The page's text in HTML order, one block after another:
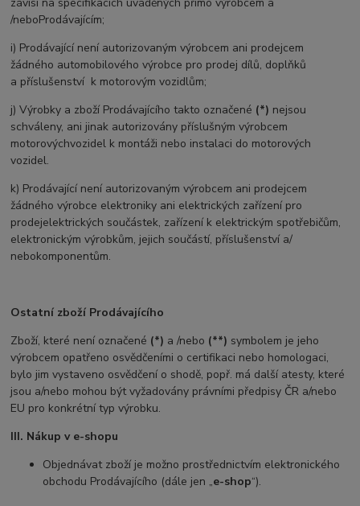
/neboProdávajícím;
i) Prodávající není autorizovaným výrobcem ani prodejcem
žádného automobilového výrobce pro prodej dílů, doplňků
a příslušenství k motorovým vozidlům;
j) Výrobky a zboží Prodávajícího takto označené (*) nejsou
schváleny, ani jinak autorizovány příslušným výrobcem
motorovýchvozidel k montáži nebo instalaci do motorových
vozidel.
k) Prodávající není autorizovaným výrobcem ani prodejcem
žádného výrobce elektroniky ani elektrických zařízení pro
prodejelektrických součástek, zařízení k elektrickým spotřebičům,
elektronickým výrobkům, jejich součástí, příslušenství a/
nebokomponentům.
Ostatní zboží Prodávajícího
Zboží, které není označené (*) a /nebo (**) symbolem je jeho
výrobcem opatřeno osvědčeními o certifikaci nebo homologaci,
bylo jim vystaveno osvědčení o shodě, popř. má další atesty, které
jsou a/nebo mohou být vyžadovány právními předpisy ČR a/nebo
EU pro konkrétní typ výrobku.
III. Nákup v e-shopu
Objednávat zboží je možno prostřednictvím elektronického
obchodu Prodávajícího (dále jen „e-shop“).